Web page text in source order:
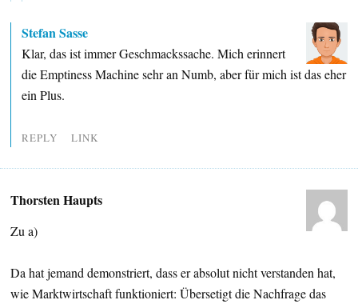
Stefan Sasse
Klar, das ist immer Geschmackssache. Mich erinnert
die Emptiness Machine sehr an Numb, aber für mich ist das eher
ein Plus.
REPLY LINK
Thorsten Haupts
Zu a)
Da hat jemand demonstriert, dass er absolut nicht verstanden hat,
wie Marktwirtschaft funktioniert: Übersetigt die Nachfrage das